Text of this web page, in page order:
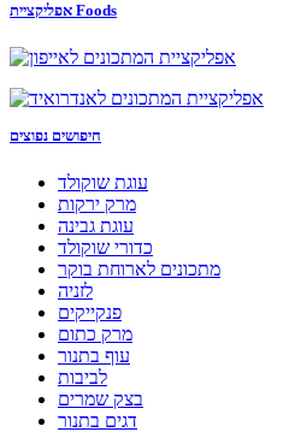
אפליקציית Foods
חיפושים נפוצים
עוגת שוקולד
מרק ירקות
עוגת גבינה
כדורי שוקולד
מתכונים לארוחת בוקר
לזניה
פנקייקים
מרק כתום
עוף בתנור
לביבות
בצק שמרים
דגים בתנור